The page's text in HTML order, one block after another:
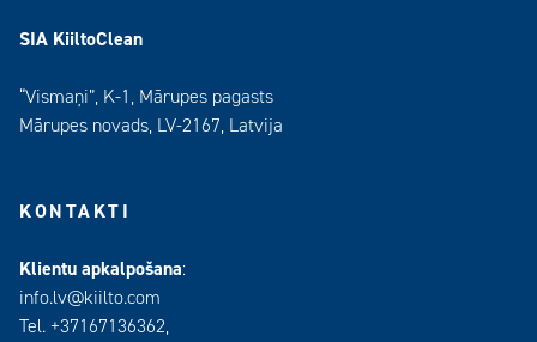
SIA KiiltoClean
“Vismaņi”, K-1, Mārupes pagasts
Mārupes novads, LV-2167, Latvija
KONTAKTI
Klientu apkalpošana:
info.lv@kiilto.com
Tel. +37167136362,